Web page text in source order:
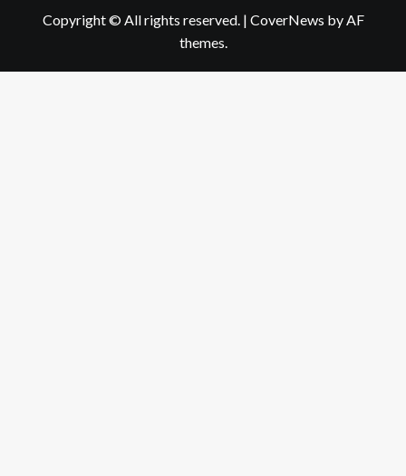
Copyright © All rights reserved. | CoverNews by AF
themes.